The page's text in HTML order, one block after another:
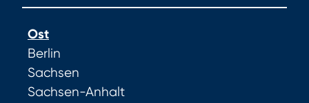
Ost
Berlin
Sachsen
Sachsen-Anhalt